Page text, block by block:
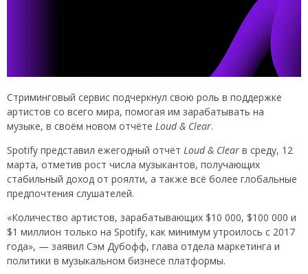
Стриминговый сервис подчеркнул свою роль в поддержке
артистов со всего мира, помогая им зарабатывать на
музыке, в своём новом отчёте Loud & Clear.
Spotify представил ежегодный отчёт Loud & Clear в среду, 12
марта, отметив рост числа музыкантов, получающих
стабильный доход от роялти, а также всё более глобальные
предпочтения слушателей.
«Количество артистов, зарабатывающих $10 000, $100 000 и
$1 миллион только на Spotify, как минимум утроилось с 2017
года», — заявил Сэм Дубофф, глава отдела маркетинга и
политики в музыкальном бизнесе платформы.